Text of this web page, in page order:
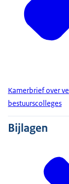
Kamerbrief over
bestuurscolleges
Bijlagen